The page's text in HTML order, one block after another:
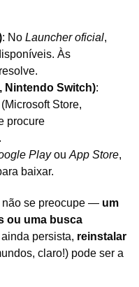
: No Launcher oficial,
Às
resolve.
Nintendo Switch):
Store,
procure
.
Playou App Store,
baixar.
não se preocupe — um
ou uma busca
persista, reinstalar
claro!) pode ser a